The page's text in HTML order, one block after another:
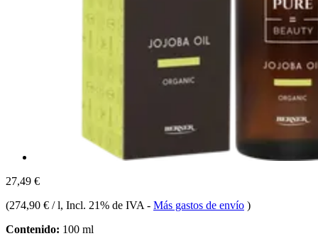
27,49 €
(274,90 € / l, Incl. 21% de IVA - Más gastos de envío )
Contenido: 100 ml